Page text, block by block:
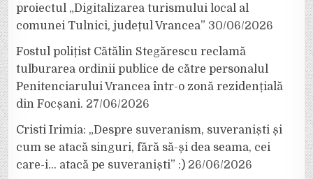
proiectul „Digitalizarea turismului local al
comunei Tulnici, județul Vrancea” 30/06/2026
Fostul polițist Cătălin Stegărescu reclamă
tulburarea ordinii publice de către personalul
Penitenciarului Vrancea într-o zonă rezidențială
din Focșani. 27/06/2026
Cristi Irimia: „Despre suveranism, suveraniști și
cum se atacă singuri, fără să-și dea seama, cei
care-i… atacă pe suveraniști” :) 26/06/2026